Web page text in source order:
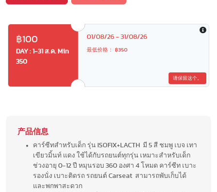
฿100
DAY : 1-31 ส.ค. Min
350
01/08/26 - 31/08/26
最低价格： ฿350
请保留这个。
产品信息
คาร์ซีทสำหรับเด็ก รุ่น ISOFIX+LACTH มี 5 สี ชมพู เบจ เทา
เขียวมิ้นท์ แดง ใช้ได้กับรถยนต์ทุกรุ่น เหมาะสำหรับเด็ก
ช่วงอายุ 0-12 ปี หมุนรอบ 360 องศา 4 โหมด คาร์ซีท เบาะ
รองนั่ง เบาะติดรถ รถยนต์ Carseat สามารถพับเก็บได้
และพกพาสะดวก